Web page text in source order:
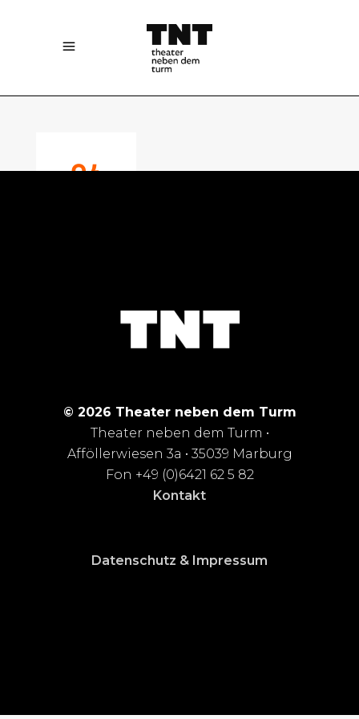
24
© 2026 Theater neben dem Turm
Theater neben dem Turm •
Afföllerwiesen 3a • 35039 Marburg
Fon +49 (0)6421 62 5 82
Kontakt
Datenschutz & Impressum